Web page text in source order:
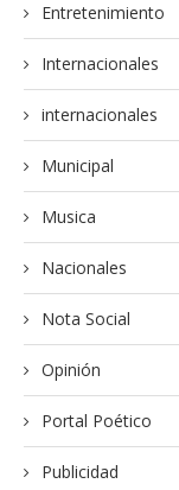
Entretenimiento
Internacionales
internacionales
Municipal
Musica
Nacionales
Nota Social
Opinión
Portal Poético
Publicidad